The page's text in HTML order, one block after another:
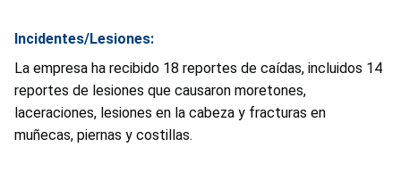
Incidentes/Lesiones:
La empresa ha recibido 18 reportes de caídas, incluidos 14
reportes de lesiones que causaron moretones,
laceraciones, lesiones en la cabeza y fracturas en
muñecas, piernas y costillas.